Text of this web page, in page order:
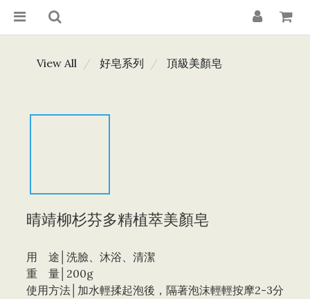
View All 好皂系列 頂級美顏皂
晴靖柳杉芬多精植萃美顏皂
用    途│洗臉、沐浴、清潔
重    量│200g
使用方法│加水輕揉起泡後，隔著泡沫輕輕按摩2-3分